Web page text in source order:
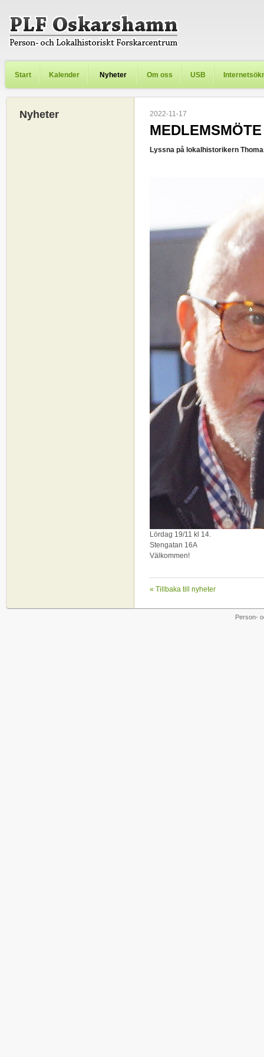
Start Kalender Nyheter Om oss USB
Nyheter 2022-11-17
Lyssna på lokalhistorikern
Lördag 19/11 kl 14.
Stengatan 16A
Välkommen!
« Tillbaka till nyheter
Person-